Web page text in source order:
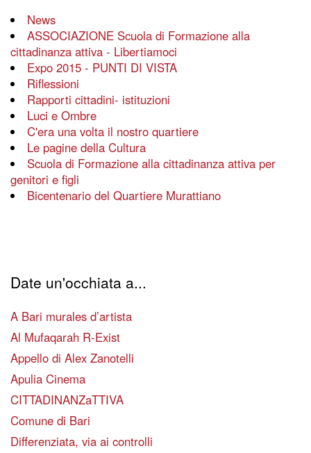
News
ASSOCIAZIONE Scuola di Formazione alla
cittadinanza attiva - Libertiamoci
Expo 2015 - PUNTI DI VISTA
Riflessioni
Rapporti cittadini- istituzioni
Luci e Ombre
C'era una volta il nostro quartiere
Le pagine della Cultura
Scuola di Formazione alla cittadinanza attiva per
genitori e figli
Bicentenario del Quartiere Murattiano
Date un'occhiata a...
A Bari murales d’artista
Al Mufaqarah R-Exist
Appello di Alex Zanotelli
Apulia Cinema
CITTADINANZaTTIVA
Comune di Bari
Differenziata, via ai controlli